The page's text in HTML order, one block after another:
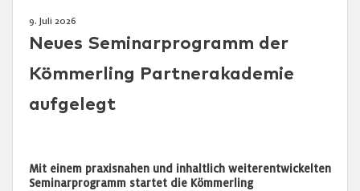
9. Juli 2026
Neues Seminarprogramm der
Kömmerling Partnerakademie
aufgelegt
Mit einem praxisnahen und inhaltlich weiterentwickelten
Seminarprogramm startet die Kömmerling